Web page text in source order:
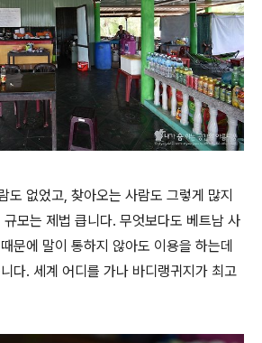
도 없었고, 찾아오는 사람도 그렇게 많지
모는 제법 큽니다. 무엇보다도 베트남 사
문에 말이 통하지 않아도 이용을 하는데
다. 세계 어디를 가나 바디랭귀지가 최고